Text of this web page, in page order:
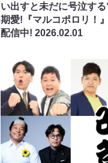
い出すと未だに号泣す
期愛!『マルコポロリ！
配信中!2026.02.01